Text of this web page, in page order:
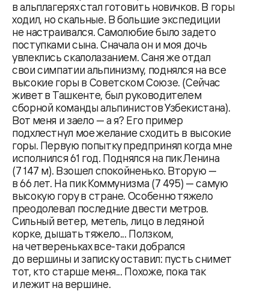
в альплагерях стал готовить новичков. В горы
ходил, но скальные. В большие экспедиции
не настраивался. Самолюбие было задето
поступками сына. Сначала он и моя дочь
увлеклись скалолазанием. Саня же отдал
свои симпатии альпинизму, поднялся на все
высокие горы в Советском Союзе. (Сейчас
живет в Ташкенте, был руководителем
сборной команды альпинистов Узбекистана).
Вот меня и заело — а я? Его пример
подхлестнул мое желание сходить в высокие
горы. Первую попытку предпринял когда мне
исполнился 61 год. Поднялся на пик Ленина
(7 147 м). Взошел спокойненько. Вторую —
в 66 лет. На пик Коммунизма (7 495) — самую
высокую гору в стране. Особенно тяжело
преодолевал последние двести метров.
Сильный ветер, метель, лицо в ледяной
корке, дышать тяжело... Ползком,
на четвереньках все-таки добрался
до вершины и записку оставил: пусть снимет
тот, кто старше меня... Похоже, пока так
и лежит на вершине.